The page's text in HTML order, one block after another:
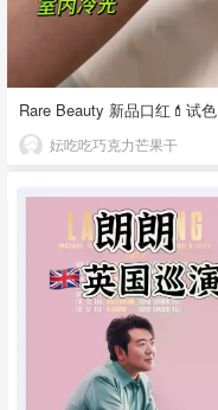
Rare Beauty 新品口红💄试色
妘吃吃巧克力芒果干